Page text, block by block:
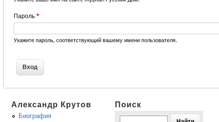
Пароль *
Укажите пароль, соответствующий вашему имени пользователя.
Александр Крутов
Биография
Поиск